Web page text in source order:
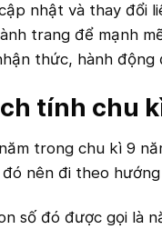
nhật và thay đổi
trang để mạnh
thức, hành
tính chu
trong chu kì 9
đó nên đi theo
số đó được gọi là